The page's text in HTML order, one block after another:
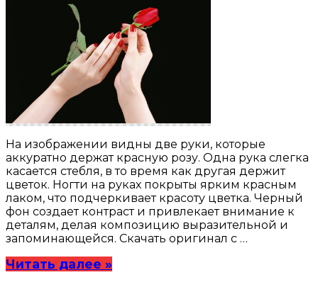
На изображении видны две руки, которые
аккуратно держат красную розу. Одна рука слегка
касается стебля, в то время как другая держит
цветок. Ногти на руках покрыты ярким красным
лаком, что подчеркивает красоту цветка. Черный
фон создает контраст и привлекает внимание к
деталям, делая композицию выразительной и
запоминающейся. Скачать оригинал с …
Читать далее »